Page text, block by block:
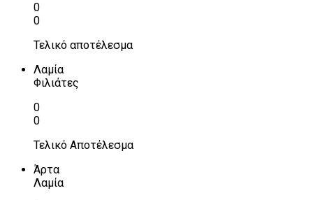
0
0
Τελικό αποτέλεσμα
Λαμία
Φιλιάτες
0
0
Τελικό Αποτέλεσμα
Άρτα
Λαμία